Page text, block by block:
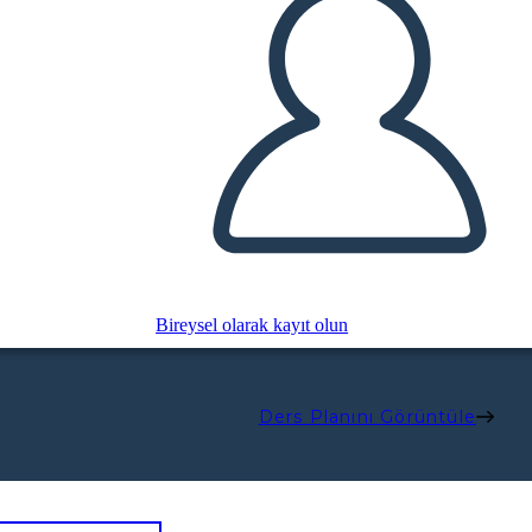
Bireysel olarak kayıt olun
Ders Planını Görüntüle